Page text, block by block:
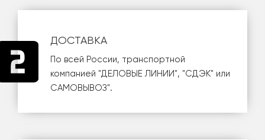
ДОСТАВКА
По всей России, транспортной
компанией "ДЕЛОВЫЕ ЛИНИИ", "СДЭК" или
САМОВЫВОЗ".